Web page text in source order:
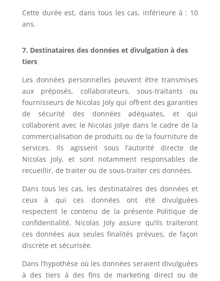
Cette durée est, dans tous les cas, inférieure à : 10
ans.
7. Destinataires des données et divulgation à des
tiers
Les données personnelles peuvent être transmises
aux préposés, collaborateurs, sous-traitants ou
fournisseurs de Nicolas Jolyqui offrent des garanties
de sécurité des données adéquates, et qui
collaborent avec le Nicolas Jolye dans le cadre de la
commercialisation de produits ou de la fourniture de
services. Ils agissent sous l’autorité directe de
Nicolas Joly, et sont notamment responsables de
recueillir, de traiter ou de sous-traiter ces données.
Dans tous les cas, les destinataires des données et
ceux à qui ces données ont été divulguées
respectent le contenu de la présente Politique de
confidentialité, Nicolas Jolyassure qu’ils traiteront
ces données aux seules finalités prévues, de façon
discrète et sécurisée.
Dans l’hypothèse où les données seraient divulguées
à des tiers à des fins de marketing direct ou de